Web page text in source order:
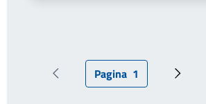
Pagina precedentePagina attuale
Pagina 1